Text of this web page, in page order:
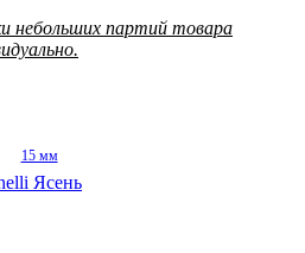
небольших партий товара
15 мм